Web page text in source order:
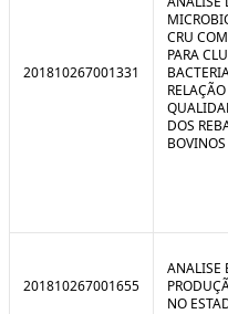
201810267001331
CRU
PARA
DOS
201810267001655
ANALISE
NO